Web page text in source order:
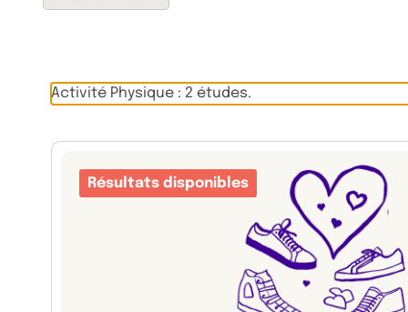
Activité Physique : 2 études.
Résultats disponibles